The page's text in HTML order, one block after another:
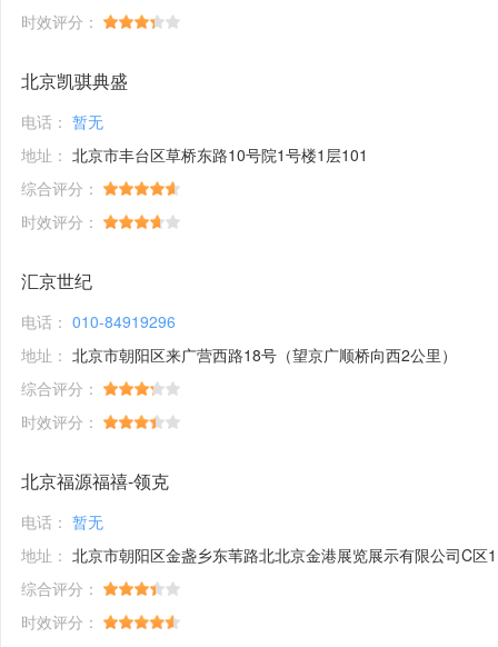
时效评分：
北京凯骐典盛
电话： 暂无
地址： 北京市丰台区草桥东路10号院1号楼1层101
综合评分：
时效评分：
汇京世纪
电话： 010-84919296
地址： 北京市朝阳区来广营西路18号（望京广顺桥向西2公里）
综合评分：
时效评分：
北京福源福禧-领克
电话： 暂无
地址： 北京市朝阳区金盏乡东苇路北北京金港展览展示有限公司C区11号
综合评分：
时效评分：